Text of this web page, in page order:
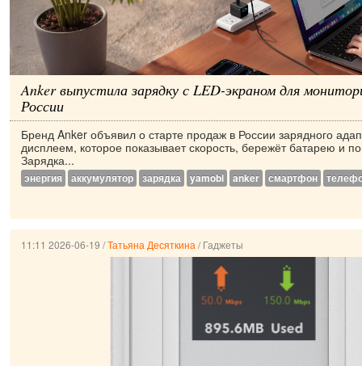
Anker выпустила зарядку с LED-экраном для
России
Бренд Anker объявил о старте продаж в России зарядного
дисплеем, которое показывает скорость, бережёт батарею и
Зарядка...
энергия аккумулятор зарядка yamobi anker смартфон
11:11 2026-06-19 /Татьяна Десяткина /Гаджеты